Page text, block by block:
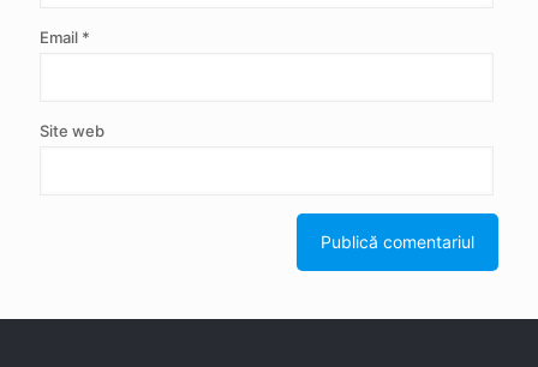
Email *
Site web